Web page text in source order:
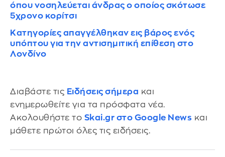
όπου νοσηλεύεται άνδρας ο οποίος σκότωσε
5χρονο κορίτσι
Κατηγορίες απαγγέλθηκαν εις βάρος ενός
υπόπτου για την αντισημιτική επίθεση στο
Λονδίνο
Διαβάστε τις Ειδήσεις σήμερα και
ενημερωθείτε για τα πρόσφατα νέα.
Ακολουθήστε το Skai.gr στο Google News και
μάθετε πρώτοι όλες τις ειδήσεις.